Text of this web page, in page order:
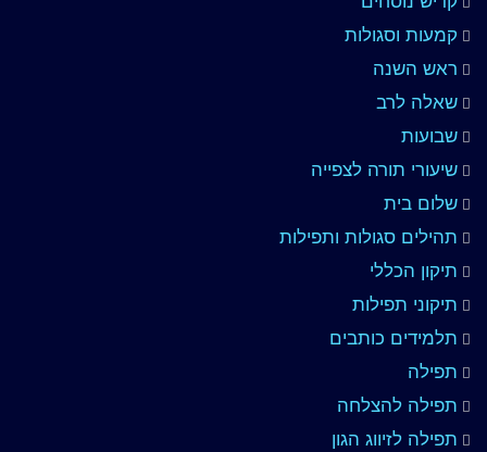
קמעות וסגולות
ראש השנה
שאלה לרב
שבועות
שיעורי תורה לצפייה
שלום בית
תהילים סגולות ותפילות
תיקון הכללי
תיקוני תפילות
תלמידים כותבים
תפילה
תפילה להצלחה
תפילה לזיווג הגון